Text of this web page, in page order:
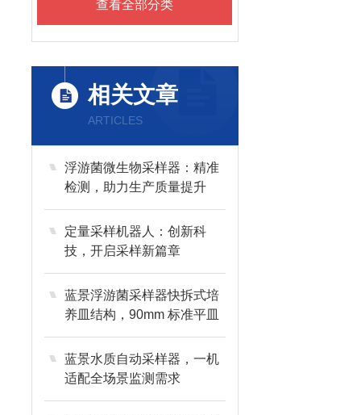
查看全部分类
相关文章
ARTICLES
浮游菌微生物采样器：精准
检测，助力生产质量提升
定量采样机器人：创新科
技，开启采样新篇章
蓝景浮游菌采样器快拆式培
养皿结构，90mm 标准平皿
通用
蓝景水质自动采样器，一机
适配全场景监测需求